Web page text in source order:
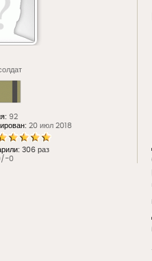
92
20 июл 2018
306 раз
0